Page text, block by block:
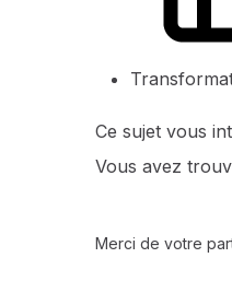
Ce sujet vous
Vous avez
Merci de votre